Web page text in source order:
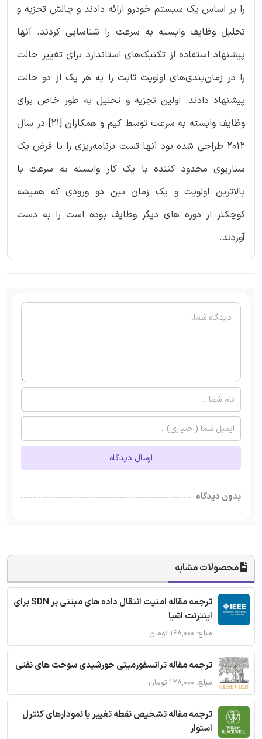
را بر اساس یک سیستم خودرو ارائه دادند و چالش تجزیه و
تحلیل وظایف وابسته به سرعت را شناسایی کردند. آنها
پیشنهاد استفاده از تکنیک‌های استاندارد برای تغییر حالت
را در زمان‌بندی‌های اولویت ثابت را به هر یک از دو حالت
پیشنهاد دادند. اولین تجزیه و تحلیل به طور خاص برای
وظایف وابسته به سرعت توسط کیم و همکاران [21] در سال
2012 طراحی شده بود آنها تست برنامه‌ریزی را با فرض یک
سناریوی محدود کننده با یک کار وابسته به سرعت با
بالاترین اولویت و یک زمان بین دو ورودی که همیشه
کوچکتر از دوره های دیگر وظایف بوده است را به دست
آوردند.
ارسال دیدگاه
بدون دیدگاه
محصولات مشابه
ترجمه مقاله امنیت انتقال داده های مبتنی بر SDN برای
اینترنت اشیا
مبلغ: ۱۶۸,۰۰۰ تومان
ترجمه مقاله ترانسفورمیتی خورشیدی سوخت های نفتی
مبلغ: ۱۲۸,۰۰۰ تومان
ترجمه مقاله تشخیص نقطه تغییر با نمودارهای کنترل
استوار